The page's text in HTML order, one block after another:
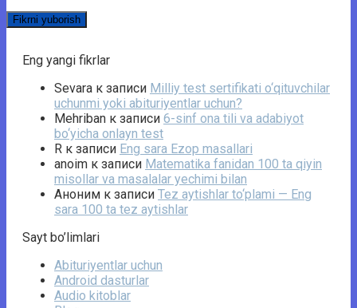
Eng yangi fikrlar
Sevara к записи Milliy test sertifikati o‘qituvchilar
uchunmi yoki abituriyentlar uchun?
Mehriban к записи 6-sinf ona tili va adabiyot
bo‘yicha onlayn test
R к записи Eng sara Ezop masallari
anoim к записи Matematika fanidan 100 ta qiyin
misollar va masalalar yechimi bilan
Аноним к записи Tez aytishlar to‘plami — Eng
sara 100 ta tez aytishlar
Sayt bo’limlari
Abituriyentlar uchun
Android dasturlar
Audio kitoblar